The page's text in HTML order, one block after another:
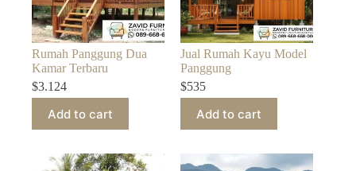
Rumah Panggung Dua
Kamar Terbaru
$3.124
Add to cart
Jual Rumah Kayu Model
Panggung
$535
Add to cart